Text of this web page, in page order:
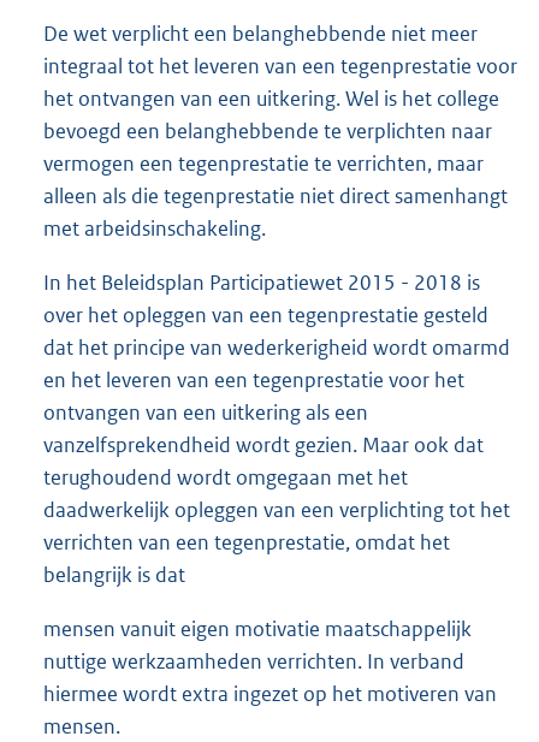
De wet verplicht een belanghebbende niet meer
integraal tot het leveren van een tegenprestatie voor
het ontvangen van een uitkering. Wel is het college
bevoegd een belanghebbende te verplichten naar
vermogen een tegenprestatie te verrichten, maar
alleen als die tegenprestatie niet direct samenhangt
met arbeidsinschakeling.
In het Beleidsplan Participatiewet 2015 - 2018 is
over het opleggen van een tegenprestatie gesteld
dat het principe van wederkerigheid wordt omarmd
en het leveren van een tegenprestatie voor het
ontvangen van een uitkering als een
vanzelfsprekendheid wordt gezien. Maar ook dat
terughoudend wordt omgegaan met het
daadwerkelijk opleggen van een verplichting tot het
verrichten van een tegenprestatie, omdat het
belangrijk is dat
mensen vanuit eigen motivatie maatschappelijk
nuttige werkzaamheden verrichten. In verband
hiermee wordt extra ingezet op het motiveren van
mensen.